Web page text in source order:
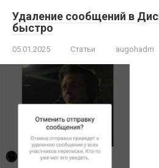
Удаление сообщений в
быстро
05.01.2025 Статьи augohadm